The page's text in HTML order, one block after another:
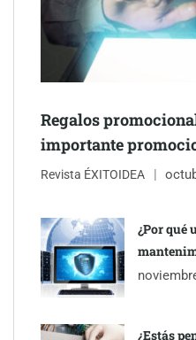
Schaeffler mejora su
Regalos
importante
Revista ÉXITOIDEA
¿Por qué
¿Estás